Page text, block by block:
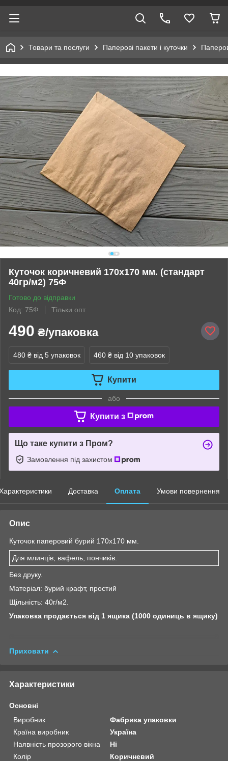
Товари та послуги Паперові пакети і куточки
Куточок коричневий 170х170 мм. (стандарт
40гр/м2) 75Ф
Готово до відправки
Код: 75Ф
Тільки опт
490 ₴/упаковка
480 ₴ від 5 упаковок 460 ₴ від 10 упаковок
Купити
або
Купити з
Що таке купити з Пром?
Замовлення під захистом
Доставка Оплата Умови повернення
Опис
Куточок паперовий бурий 170х170 мм.
Для млинців, вафель, пончиків.
Без друку.
Матеріал: бурий крафт, простий
Щільність: 40г/м2.
Упаковка продається від 1 ящика (1000 одиниць в ящику)
Приховати
Характеристики
Основні
Виробник
Фабрика упаковки
Країна виробник
Україна
Наявність прозорого вікна
Ні
Колір
Коричневий